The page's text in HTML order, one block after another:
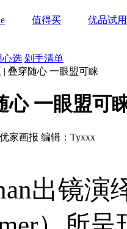
值得买
优品试用
心选 剁手清单
| 叠穿随心 一眼盟可睐
心 一眼盟可
家画报 编辑：Tyxxx
出镜